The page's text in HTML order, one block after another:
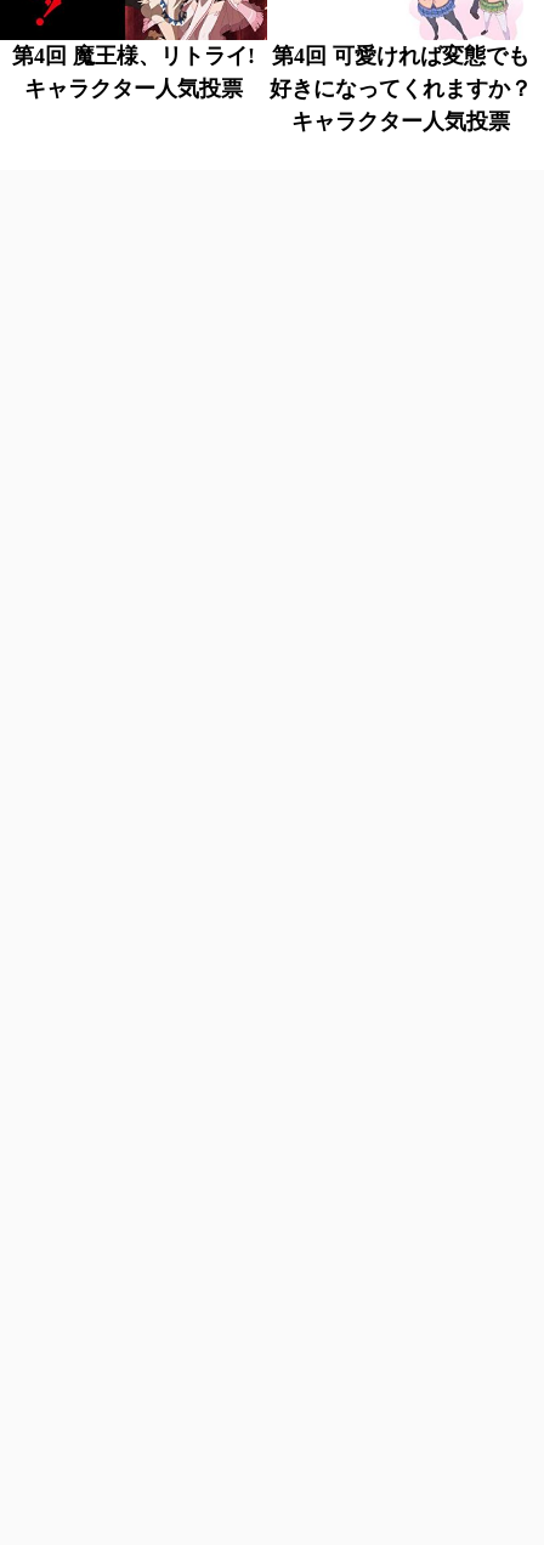
第4回 魔王様、リトライ!
キャラクター人気投票
第4回 可愛ければ変態でも
好きになってくれますか？
キャラクター人気投票